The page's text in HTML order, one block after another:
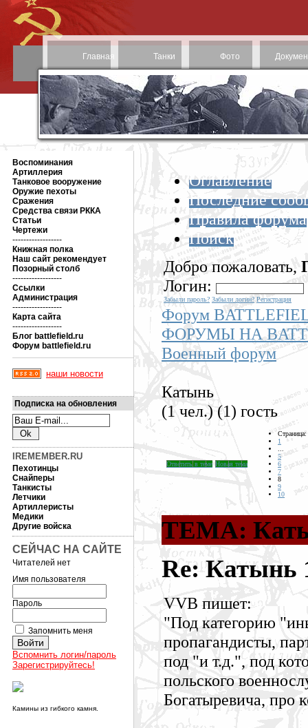
Главная Танки Фото
Воспоминания
Артиллерия
Танковое вооружение
Оружие пехоты
Сражения
Средства связи РККА
Статьи
Чертежи
------------------
Книжная полка
Наш сайт рекомендует
Позорный столб
------------------
Ссылки
Администрация
------------------
Карта сайта
------------------
Блог battlefield.ru
Форум battlefield.ru
наши новости
Подписка на обновления
IREMEMBER.RU
Пехотинцы
Снайперы
Танкисты
Летчики
Артиллеристы
Медики
Другие войска
СЕЙЧАС НА САЙТЕ
Читателей нет
Имя пользователя
Пароль
Запомнить меня
Вспомнить логин/пароль
Зарегистрируйтесь!
Камины из гибкого камня.
Оглавление
Последние
Правила форума
Поиск
Добро пожаловать,
Логин:
Забыли пароль? Забыли логин? Регистрация
Форум
ФОРУМЫ НА
Военный форум
Катынь
(1 чел.) (1) гость
Ответить в теме Новая тема
Страница:
1
5
6
7
8
9
10
ТЕМА:
Re: Катынь
VVB пишет:
"Под категорию
пропагандисты,
под "и т.д.", под
польского
Богатыревича, про